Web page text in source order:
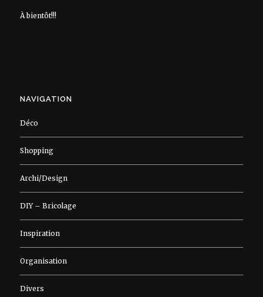
À bientôt!!!
NAVIGATION
Déco
Shopping
Archi/Design
DIY – Bricolage
Inspiration
Organisation
Divers